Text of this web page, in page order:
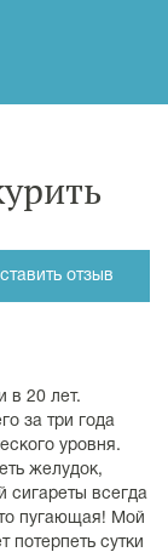
отзыв
в 20 лет.
за три года
уровня.
желудок,
сигареты всегда
пугающая! Мой
потерпеть сутки